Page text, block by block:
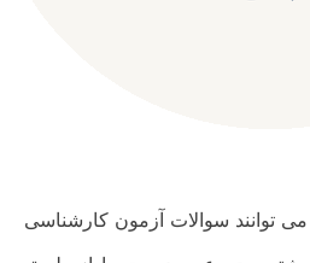
توانند سوالات آزمون کارشناسی